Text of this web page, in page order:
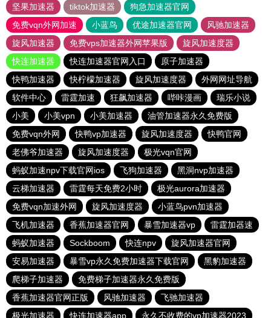
坚果加速器
tiktok加速器
狗急加速器官网
免费vqn外网加速
小蓝鸟 优途加速器官网
风驰加速器
旋风加速器
免费vps加速器外网苹果版
旋风加速度器
快连加速器
快连加速器官网入口
原子加速器
快鸭加速器
快柠檬加速器 旋风加速度器
外网网址导航
软件中心
雷霆加速 狂飙加速器 哔咔漫画
瑞乐小说
小美
小美vpn 小美加速器
油管加速器永久免费版
免费vqn外网
快鸭vp加速器 旋风加速度器
快鸭官网
老佛爷加速器
旋风加速度器
极光vqn官网
蚂蚁加速npv下载官网ios
飞狗加速器
黑洞nvp加速器
云梯加速器
雷霆每天免费2小时
极光aurora加速器
免费vqn加速外网
旋风加速度器
小蓝鸟pvn加速器
飞机加速器
香蕉加速器官网 暴雪加速器vp
雷霆加器速
蚂蚁加速器
Sockboom 快连npv
旋风加速器官网
安易加速器
暴雪vp永久免费加速器下载官网
黑豹加速器
爬梯子加速器
免费梯子加速器永久免费版
香蕉加速器官网正版
风驰加速器
飞驰加速器
极光加速器
快连加速器app 永久不收费的vp加速器2023